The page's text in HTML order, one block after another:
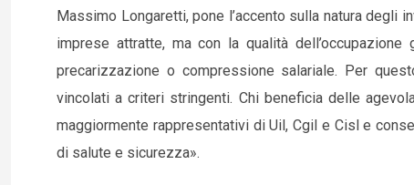
Massimo Longaretti, pone l’accento sulla natura
imprese attratte, ma con la qualità
precarizzazione o compressione salariale. Per
vincolati a criteri stringenti. Chi beneficia delle
maggiormente rappresentativi di Uil, Cgil e Cisl e
di salute e sicurezza».